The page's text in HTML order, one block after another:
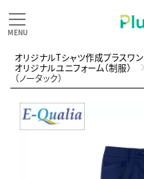
オリジナルTシャツ作成プラスワン
オリジナルユニフォーム（制服）
（ノータック）